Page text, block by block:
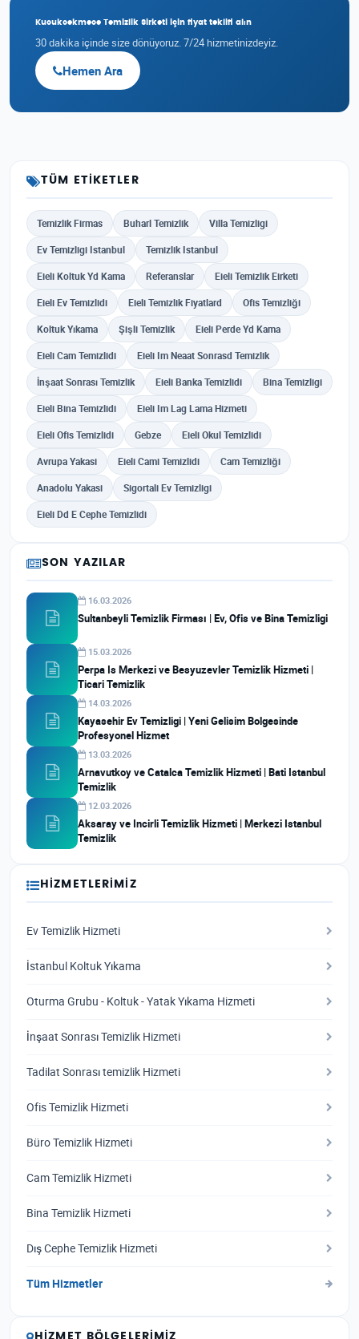
Kucukcekmece Temizlik Sirketi için fiyat teklifi alın
30 dakika içinde size dönüyoruz. 7/24 hizmetinizdeyiz.
Hemen Ara
TÜM ETIKETLER
Temizlik Firmas Buharl Temizlik Villa Temizligi
Ev Temizligi Istanbul Temizlik Istanbul
Eieli Koltuk Yd Kama Referanslar Eieli Temizlik Eirketi
Eieli Ev Temizlidi Eieli Temizlik Fiyatlard Ofis Temizliği
Koltuk Yıkama Şişli Temizlik Eieli Perde Yd Kama
Eieli Cam Temizlidi Eieli Im Neaat Sonrasd Temizlik
İnşaat Sonrası Temizlik Eieli Banka Temizlidi Bina Temizligi
Eieli Bina Temizlidi Eieli Im Lag Lama Hizmeti
Eieli Ofis Temizlidi Gebze Eieli Okul Temizlidi
Avrupa Yakasi Eieli Cami Temizlidi Cam Temizliği
Anadolu Yakasi Sigortali Ev Temizligi
Eieli Dd E Cephe Temizlidi
SON YAZILAR
16.03.2026
Sultanbeyli Temizlik Firması | Ev, Ofis ve Bina Temizligi
15.03.2026
Perpa Is Merkezi ve Besyuzevler Temizlik Hizmeti |
Ticari Temizlik
14.03.2026
Kayasehir Ev Temizligi | Yeni Gelisim Bolgesinde
Profesyonel Hizmet
13.03.2026
Arnavutkoy ve Catalca Temizlik Hizmeti | Bati Istanbul
Temizlik
12.03.2026
Aksaray ve Incirli Temizlik Hizmeti | Merkezi Istanbul
Temizlik
HIZMETLERIMIZ
Ev Temizlik Hizmeti
İstanbul Koltuk Yıkama
Oturma Grubu - Koltuk - Yatak Yıkama Hizmeti
İnşaat Sonrası Temizlik Hizmeti
Tadilat Sonrası temizlik Hizmeti
Ofis Temizlik Hizmeti
Büro Temizlik Hizmeti
Cam Temizlik Hizmeti
Bina Temizlik Hizmeti
Dış Cephe Temizlik Hizmeti
Tüm Hizmetler